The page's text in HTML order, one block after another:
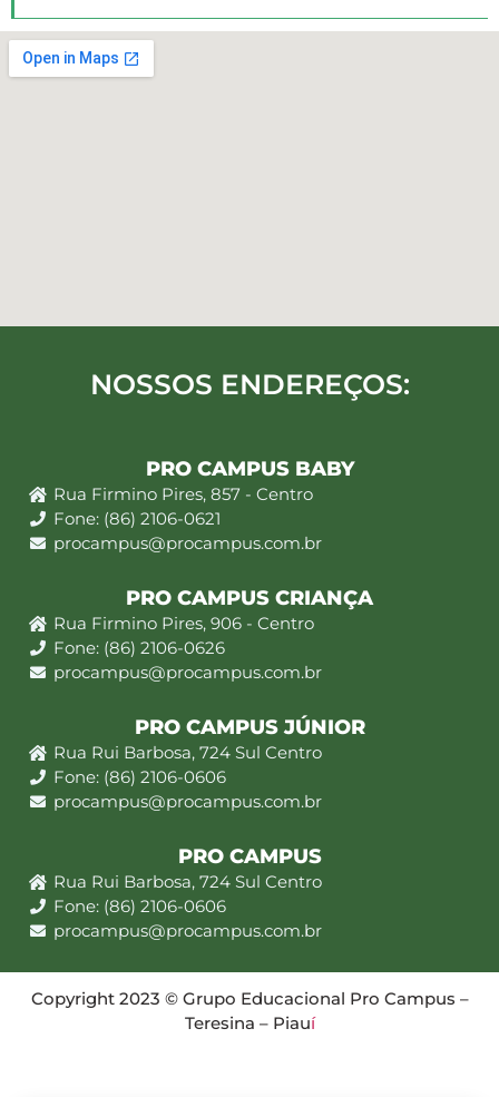
NOSSOS ENDEREÇOS:
PRO CAMPUS BABY
Rua Firmino Pires, 857 - Centro
Fone: (86) 2106-0621
procampus@procampus.com.br
PRO CAMPUS CRIANÇA
Rua Firmino Pires, 906 - Centro
Fone: (86) 2106-0626
procampus@procampus.com.br
PRO CAMPUS JÚNIOR
Rua Rui Barbosa, 724 Sul Centro
Fone: (86) 2106-0606
procampus@procampus.com.br
PRO CAMPUS
Rua Rui Barbosa, 724 Sul Centro
Fone: (86) 2106-0606
procampus@procampus.com.br
Copyright 2023 © Grupo Educacional Pro Campus –
Teresina – Piauí